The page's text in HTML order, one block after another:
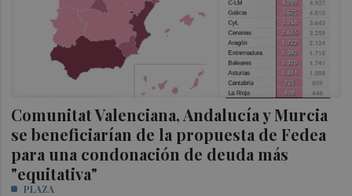
Comunitat Valenciana, Andalucía y Murcia
se beneficiarían de la propuesta de Fedea
para una condonación de deuda más
"equitativa"
PLAZA